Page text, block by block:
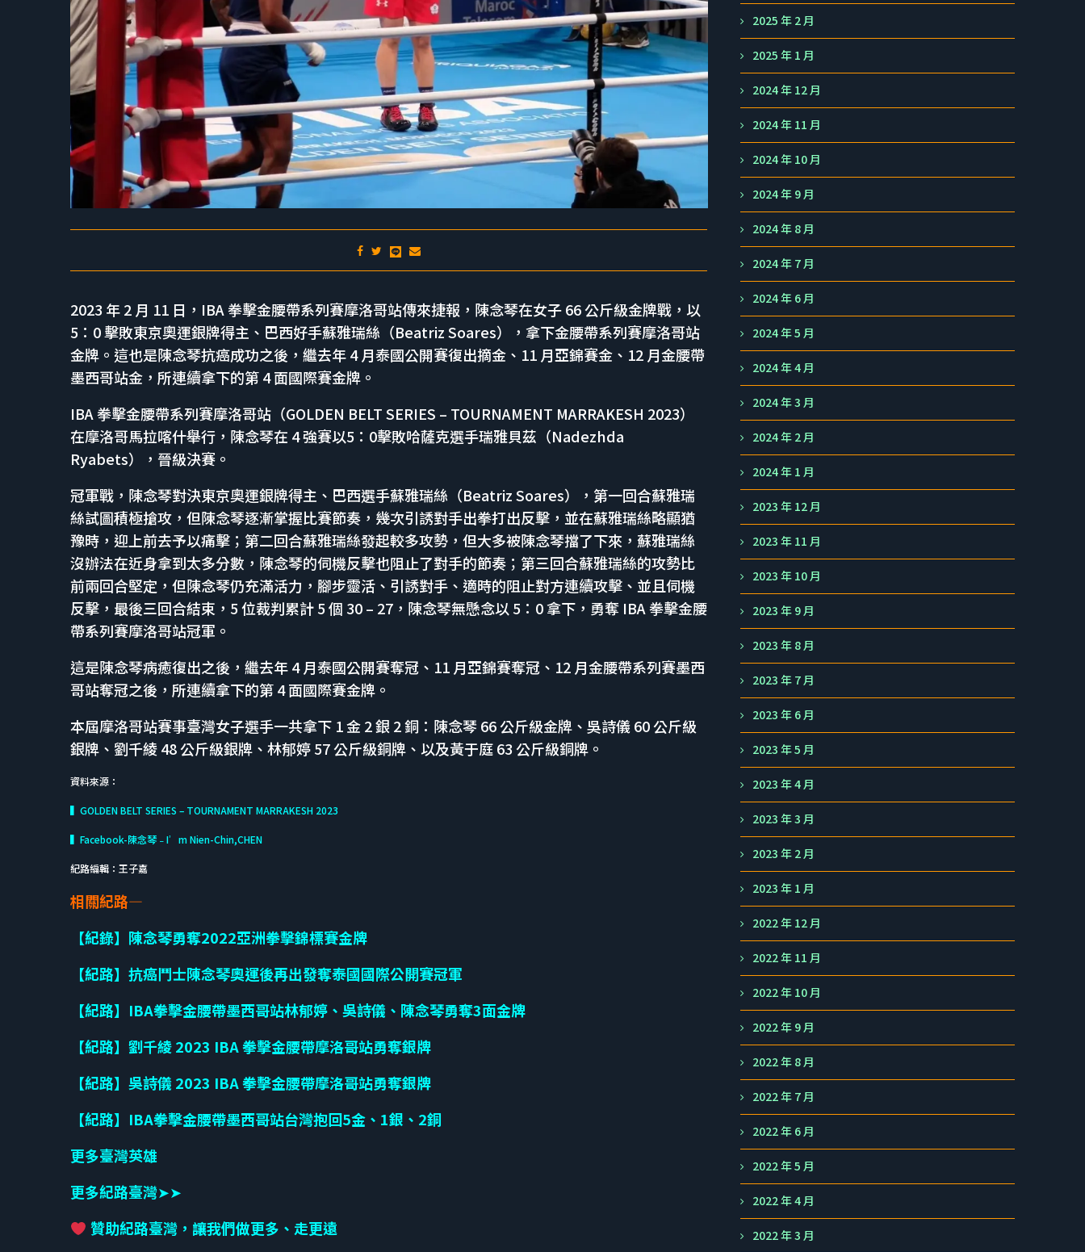
2023 年 2 月 11 日，IBA 拳擊金腰帶系列賽摩洛哥站傳來捷報，陳念琴在女子 66 公斤級金牌戰，以
5：0 擊敗東京奧運銀牌得主、巴西好手蘇雅瑞絲（Beatriz Soares），拿下金腰帶系列賽摩洛哥站
金牌。這也是陳念琴抗癌成功之後，繼去年 4 月泰國公開賽復出摘金、11 月亞錦賽金、12 月金腰帶
墨西哥站金，所連續拿下的第 4 面國際賽金牌。
IBA 拳擊金腰帶系列賽摩洛哥站（GOLDEN BELT SERIES – TOURNAMENT MARRAKESH 2023）
在摩洛哥馬拉喀什舉行，陳念琴在 4 強賽以5：0擊敗哈薩克選手瑞雅貝茲（Nadezhda
Ryabets），晉級決賽。
冠軍戰，陳念琴對決東京奧運銀牌得主、巴西選手蘇雅瑞絲（Beatriz Soares），第一回合蘇雅瑞
絲試圖積極搶攻，但陳念琴逐漸掌握比賽節奏，幾次引誘對手出拳打出反擊，並在蘇雅瑞絲略顯猶
豫時，迎上前去予以痛擊；第二回合蘇雅瑞絲發起較多攻勢，但大多被陳念琴擋了下來，蘇雅瑞絲
沒辦法在近身拿到太多分數，陳念琴的伺機反擊也阻止了對手的節奏；第三回合蘇雅瑞絲的攻勢比
前兩回合堅定，但陳念琴仍充滿活力，腳步靈活、引誘對手、適時的阻止對方連續攻擊、並且伺機
反擊，最後三回合結束，5 位裁判累計 5 個 30 – 27，陳念琴無懸念以 5：0 拿下，勇奪 IBA 拳擊金腰
帶系列賽摩洛哥站冠軍。
這是陳念琴病癒復出之後，繼去年 4 月泰國公開賽奪冠、11 月亞錦賽奪冠、12 月金腰帶系列賽墨西
哥站奪冠之後，所連續拿下的第 4 面國際賽金牌。
本屆摩洛哥站賽事臺灣女子選手一共拿下 1 金 2 銀 2 銅：陳念琴 66 公斤級金牌、吳詩儀 60 公斤級
銀牌、劉千綾 48 公斤級銀牌、林郁婷 57 公斤級銅牌、以及黃于庭 63 公斤級銅牌。
資料來源：
▍GOLDEN BELT SERIES – TOURNAMENT MARRAKESH 2023
▍Facebook-陳念琴﹣I’m Nien-Chin,CHEN
紀路編輯：王子嘉
相關紀路—
【紀錄】陳念琴勇奪2022亞洲拳擊錦標賽金牌
【紀路】抗癌鬥士陳念琴奧運後再出發奪泰國國際公開賽冠軍
【紀路】IBA拳擊金腰帶墨西哥站林郁婷、吳詩儀、陳念琴勇奪3面金牌
【紀路】劉千綾 2023 IBA 拳擊金腰帶摩洛哥站勇奪銀牌
【紀路】吳詩儀 2023 IBA 拳擊金腰帶摩洛哥站勇奪銀牌
【紀路】IBA拳擊金腰帶墨西哥站台灣抱回5金、1銀、2銅
更多臺灣英雄
更多紀路臺灣➤➤
贊助紀路臺灣，讓我們做更多、走更遠
2025 年 2 月
2025 年 1 月
2024 年 12 月
2024 年 11 月
2024 年 10 月
2024 年 9 月
2024 年 8 月
2024 年 7 月
2024 年 6 月
2024 年 5 月
2024 年 4 月
2024 年 3 月
2024 年 2 月
2024 年 1 月
2023 年 12 月
2023 年 11 月
2023 年 10 月
2023 年 9 月
2023 年 8 月
2023 年 7 月
2023 年 6 月
2023 年 5 月
2023 年 4 月
2023 年 3 月
2023 年 2 月
2023 年 1 月
2022 年 12 月
2022 年 11 月
2022 年 10 月
2022 年 9 月
2022 年 8 月
2022 年 7 月
2022 年 6 月
2022 年 5 月
2022 年 4 月
2022 年 3 月